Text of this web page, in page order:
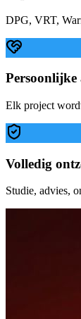
DPG, VRT,
Elk project
Volledig
Studie, advies,